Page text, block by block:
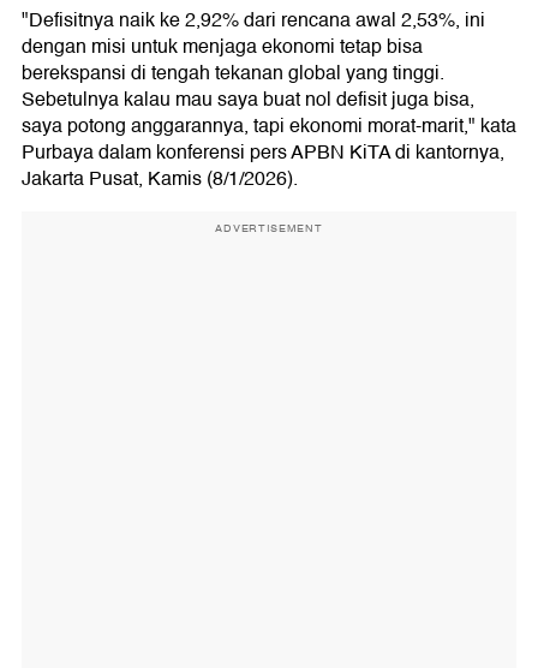
"Defisitnya naik ke 2,92% dari rencana awal 2,53%, ini
dengan misi untuk menjaga ekonomi tetap bisa
berekspansi di tengah tekanan global yang tinggi.
Sebetulnya kalau mau saya buat nol defisit juga bisa,
saya potong anggarannya, tapi ekonomi morat-marit," kata
Purbaya dalam konferensi pers APBN KiTA di kantornya,
Jakarta Pusat, Kamis (8/1/2026).
ADVERTISEMENT